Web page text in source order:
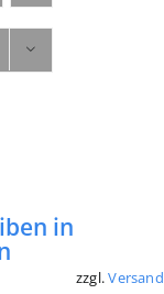
in
zzgl.Versand